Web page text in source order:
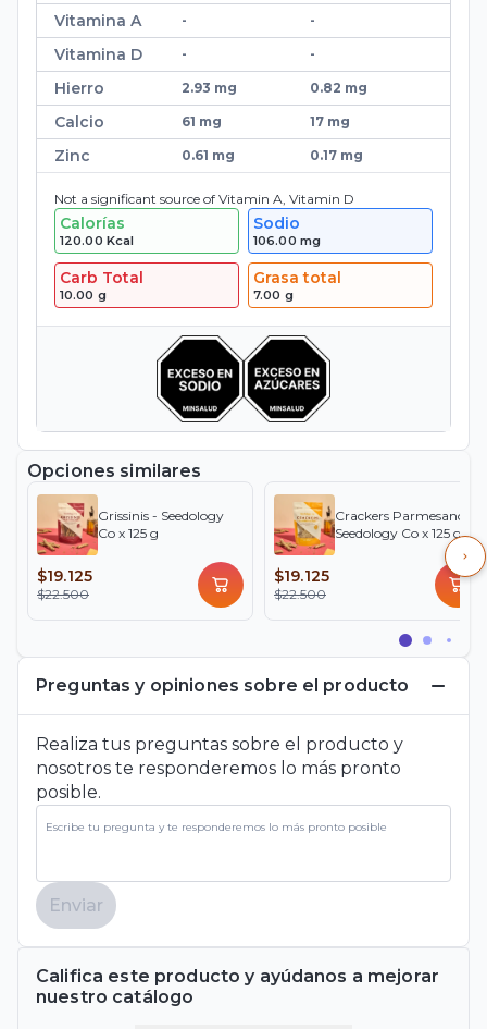
Vitamina A - -
Vitamina D - -
Hierro 2.93 mg 0.82 mg
Calcio 61 mg 17 mg
Zinc 0.61 mg 0.17 mg
Not a significant source of Vitamin A, Vitamin D
Calorías
120.00 Kcal
Sodio
106.00 mg
Carb Total
10.00 g
Grasa total
7.00 g
Opciones similares
Grissinis - Seedology
Co x 125 g
$19.125
$22.500
Crackers Parmesano -
Seedology Co x 125 g
$19.125
$22.500
Preguntas y opiniones sobre el producto
Realiza tus preguntas sobre el producto y
nosotros te responderemos lo más pronto
posible.
Enviar
Califica este producto y ayúdanos a mejorar
nuestro catálogo